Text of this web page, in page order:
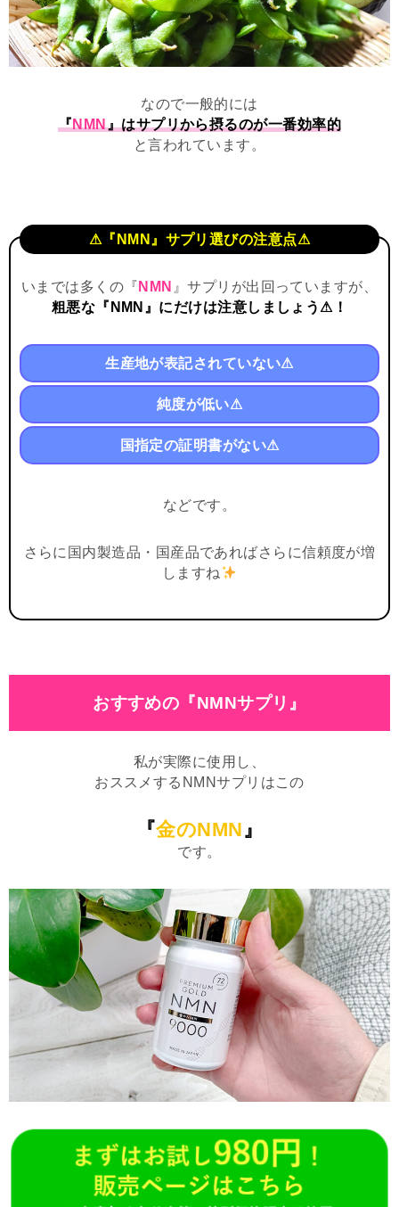
なので一般的には
『NMN』はサプリから摂るのが一番効率的
と言われています。
⚠『NMN』サプリ選びの注意点⚠
いまでは多くの『 NMN 』サプリが出回っていますが、
粗悪な『NMN』にだけは注意しましょう⚠！
生産地が表記されていない⚠
純度が低い⚠
国指定の証明書がない⚠
などです。
さらに国内製造品・国産品であればさらに信頼度が増
しますね
おすすめの『NMNサプリ』
私が実際に使用し、
おススメするNMNサプリはこの
『金のNMN』
です。